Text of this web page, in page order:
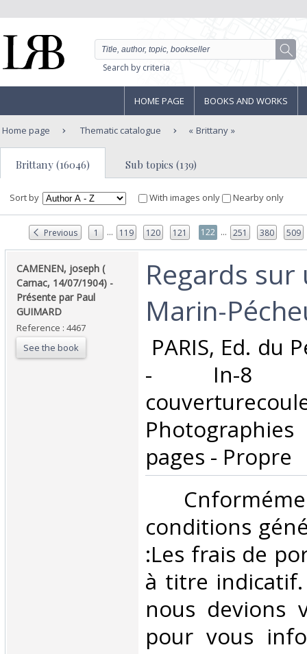
Search by criteria
HOME PAGE BOOKS AND WORKS
Home page Thematic catalogue Brittany
Brittany (16046) Sub topics (139)
Sort by With images only Nearby only
Previous 1 ... 119 120 121 122 ... 251 380 509
‎CAMENEN, joseph (
Carnac, 14/07/1904) -
Présente par Paul
GUIMARD‎
Reference : 4467
See the book
‎Regards sur
Marin-
PARIS, Ed. du
- In-8
pages - Propre‎
conditions
:Les frais de
à titre
nous devions
pour vous